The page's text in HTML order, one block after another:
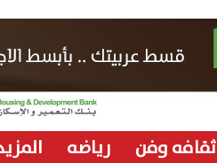
ثقافه وفن رياضه